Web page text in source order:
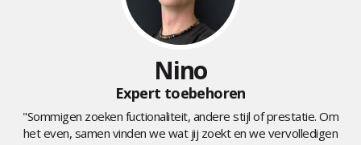
Nino
Expert toebehoren
"Sommigen zoeken fuctionaliteit, andere stijl of prestatie. Om
het even, samen vinden we wat jij zoekt en we vervolledigen